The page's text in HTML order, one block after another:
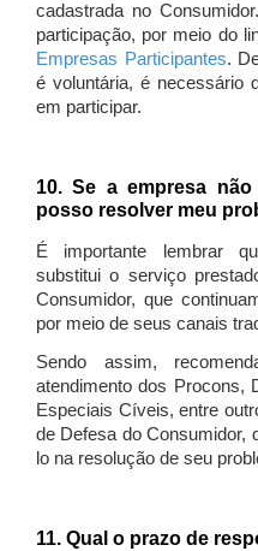
cadastrada no
participação, por meio do
Empresas Participantes.
é voluntária, é necessário
em participar.
10. Se a empresa
posso resolver meu
É importante lembrar
substitui o serviço
Consumidor, que
por meio de seus canais
Sendo assim,
atendimento dos Procons,
Especiais Cíveis, entre
de Defesa do Consumidor,
lo na resolução de seu
11. Qual o prazo de